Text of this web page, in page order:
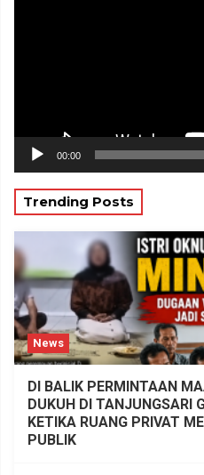
00:00
Trending Posts
News
DI BALIK PERMINTAAN
DUKUH DI TANJUNGSARI
KETIKA RUANG PRIVAT
PUBLIK